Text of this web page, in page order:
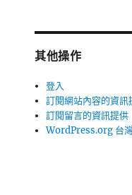
其他操作
登入
訂閱網站內容的資訊
訂閱留言的資訊提供
WordPress.org 台